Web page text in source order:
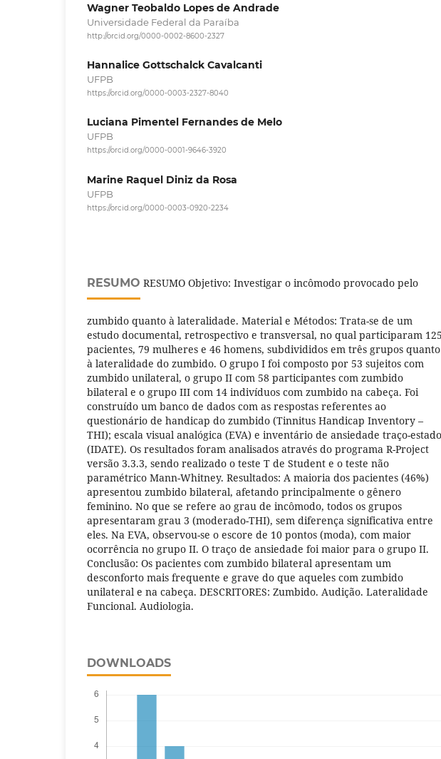
Wagner Teobaldo Lopes de Andrade
Universidade Federal da Paraíba
http://orcid.org/0000-0002-8600-2327
Hannalice Gottschalck Cavalcanti
UFPB
https://orcid.org/0000-0003-2327-8040
Luciana Pimentel Fernandes de Melo
UFPB
https://orcid.org/0000-0001-9646-3920
Marine Raquel Diniz da Rosa
UFPB
https://orcid.org/0000-0003-0920-2234
RESUMO RESUMO Objetivo: Investigar o incômodo provocado pelo
zumbido quanto à lateralidade. Material e Métodos: Trata-se de um
estudo documental, retrospectivo e transversal, no qual participaram 125
pacientes, 79 mulheres e 46 homens, subdivididos em três grupos quanto
à lateralidade do zumbido. O grupo I foi composto por 53 sujeitos com
zumbido unilateral, o grupo II com 58 participantes com zumbido
bilateral e o grupo III com 14 indivíduos com zumbido na cabeça. Foi
construído um banco de dados com as respostas referentes ao
questionário de handicap do zumbido (Tinnitus Handicap Inventory –
THI); escala visual analógica (EVA) e inventário de ansiedade traço-estado
(IDATE). Os resultados foram analisados através do programa R-Project
versão 3.3.3, sendo realizado o teste T de Student e o teste não
paramétrico Mann-Whitney. Resultados: A maioria dos pacientes (46%)
apresentou zumbido bilateral, afetando principalmente o gênero
feminino. No que se refere ao grau de incômodo, todos os grupos
apresentaram grau 3 (moderado-THI), sem diferença significativa entre
eles. Na EVA, observou-se o escore de 10 pontos (moda), com maior
ocorrência no grupo II. O traço de ansiedade foi maior para o grupo II.
Conclusão: Os pacientes com zumbido bilateral apresentam um
desconforto mais frequente e grave do que aqueles com zumbido
unilateral e na cabeça. DESCRITORES: Zumbido. Audição. Lateralidade
Funcional. Audiologia.
DOWNLOADS